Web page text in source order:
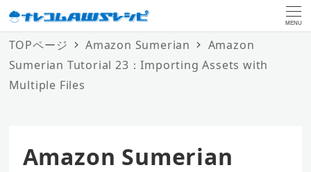
MENU
TOPページ Amazon Sumerian
Amazon
Sumerian Tutorial 23：Importing Assets with
Multiple Files
Amazon Sumerian